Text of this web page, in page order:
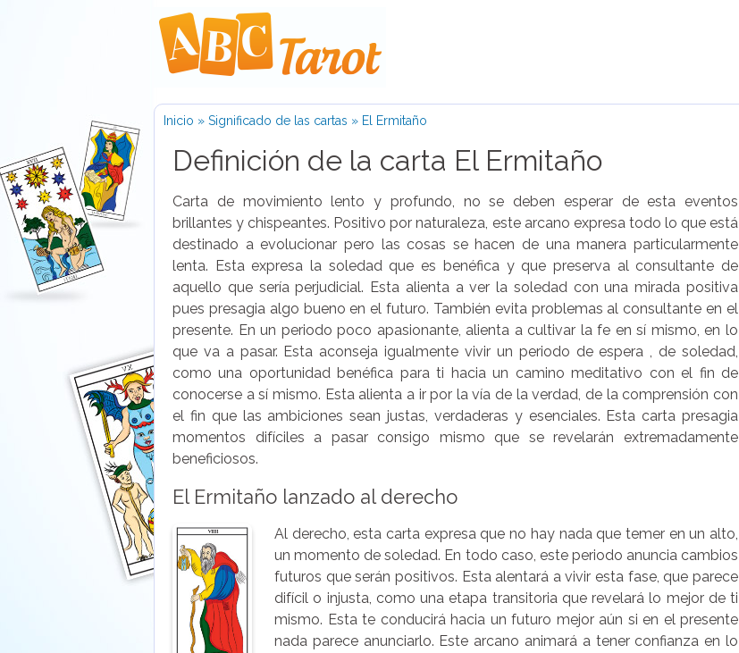
Inicio » Significado de las cartas » El Ermitaño
Definición de la carta El Ermitaño
Carta de movimiento lento y profundo, no se deben esperar de esta eventos
brillantes y chispeantes. Positivo por naturaleza, este arcano expresa todo lo que está
destinado a evolucionar pero las cosas se hacen de una manera particularmente
lenta. Esta expresa la soledad que es benéfica y que preserva al consultante de
aquello que sería perjudicial. Esta alienta a ver la soledad con una mirada positiva
pues presagia algo bueno en el futuro. También evita problemas al consultante en el
presente. En un periodo poco apasionante, alienta a cultivar la fe en sí mismo, en lo
que va a pasar. Esta aconseja igualmente vivir un periodo de espera , de soledad,
como una oportunidad benéfica para ti hacia un camino meditativo con el fin de
conocerse a sí mismo. Esta alienta a ir por la vía de la verdad, de la comprensión con
el fin que las ambiciones sean justas, verdaderas y esenciales. Esta carta presagia
momentos difíciles a pasar consigo mismo que se revelarán extremadamente
beneficiosos.
El Ermitaño lanzado al derecho
Al derecho, esta carta expresa que no hay nada que temer en un alto,
un momento de soledad. En todo caso, este periodo anuncia cambios
futuros que serán positivos. Esta alentará a vivir esta fase, que parece
difícil o injusta, como una etapa transitoria que revelará lo mejor de ti
mismo. Esta te conducirá hacia un futuro mejor aún si en el presente
nada parece anunciarlo. Este arcano animará a tener confianza en lo